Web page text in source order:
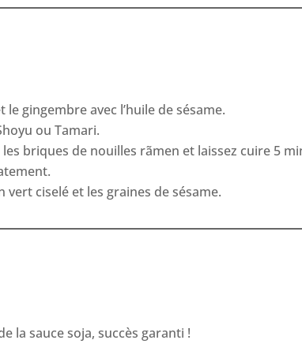
le gingembre avec l’huile de sésame.
ou Tamari.
briques de nouilles rãmen et laissez cuire 5
vert ciselé et les graines de sésame.
la sauce soja, succès garanti !